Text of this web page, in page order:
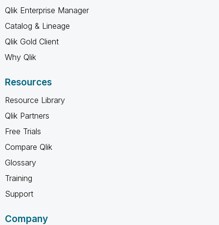
Qlik Enterprise Manager
Catalog & Lineage
Qlik Gold Client
Why Qlik
Resources
Resource Library
Qlik Partners
Free Trials
Compare Qlik
Glossary
Training
Support
Company